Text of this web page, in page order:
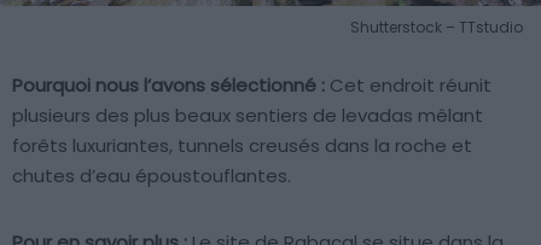
Shutterstock – TTstudio
Pourquoi nous l’avons sélectionné : Cet endroit réunit
plusieurs des plus beaux sentiers de levadas mêlant
forêts luxuriantes, tunnels creusés dans la roche et
chutes d’eau époustouflantes.